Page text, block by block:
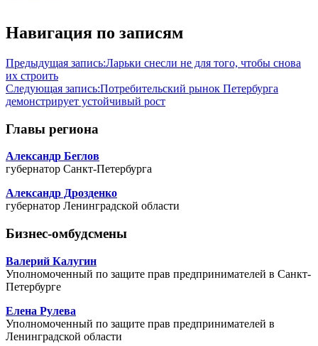
Навигация по записям
Предыдущая запись:Ларьки снесли не для того, чтобы снова
их строить
Следующая запись:Потребительский рынок Петербурга
демонстрирует устойчивый рост
Главы региона
Александр Беглов
губернатор Санкт-Петербурга
Александр Дрозденко
губернатор Ленинградской области
Бизнес-омбудсмены
Валерий Калугин
Уполномоченный по защите прав предпринимателей в Санкт-
Петербурге
Елена Рулева
Уполномоченный по защите прав предпринимателей в
Ленинградской области